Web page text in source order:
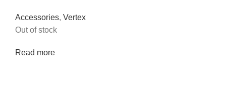
Accessories, Vertex
Out of stock
Read more